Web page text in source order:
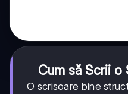
Cum să Scrii o
O scrisoare bine